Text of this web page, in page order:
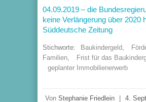
04.09.2019 – die
keine Verlängerung über 2020
Süddeutsche Zeitung
Stichworte: Baukindergeld,
Familien, Frist für das
geplanter Immobilienerwerb
Von Stephanie Friedlein
4.